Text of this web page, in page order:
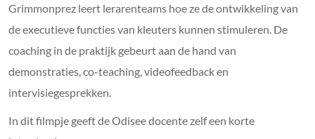
Grimmonprez leert lerarenteams hoe ze de ontwikkeling van
de executieve functies van kleuters kunnen stimuleren. De
coaching in de praktijk gebeurt aan de hand van
demonstraties, co-teaching, videofeedback en
intervisiegesprekken.
In dit filmpje geeft de Odisee docente zelf een korte